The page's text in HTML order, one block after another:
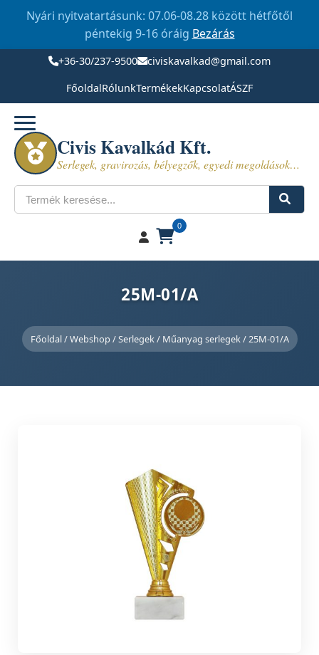
Nyári nyitvatartásunk: 07.06-08.28 között hétfőtől
péntekig 9-16 óráig Bezárás
+36-30/237-9500
civiskavalkad@gmail.com
FőoldalRólunkTermékekKapcsolatÁSZF
Civis Kavalkád Kft.
Serlegek, gravirozás, bélyegzők, egyedi megoldások…
Keresés
0
25M-01/A
Főoldal/Webshop /Serlegek/ Műanyag serlegek/ 25M-01/A